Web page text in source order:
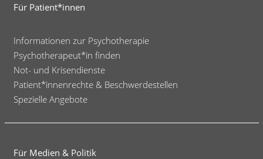
Für Patient*innen
Informationen zur Psychotherapie
Psychotherapeut*in finden
Not- und Krisendienste
Patient*innenrechte & Beschwerdestellen
Spezielle Angebote
Für Medien & Politik